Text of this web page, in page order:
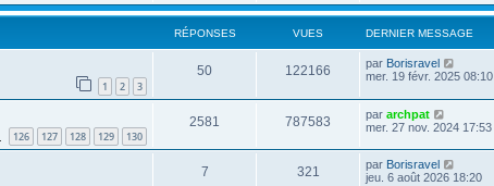
RÉPONSES VUES DERNIER MESSAGE
1 2 3
50 122166 par Borisravel
mer. 19 févr. 2025 08:10
126 127 128 129 130
2581 787583 par archpat
mer. 27 nov. 2024 17:53
7 321 par Borisravel
jeu. 6 août 2026 18:20